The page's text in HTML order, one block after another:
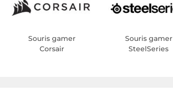
Souris gamer
Corsair
Souris gamer
SteelSeries